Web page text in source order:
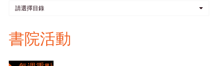
請選擇目錄
書院活動